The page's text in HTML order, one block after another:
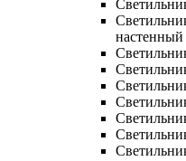
настенный